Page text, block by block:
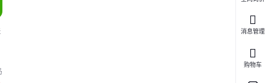
消息管理
购物车